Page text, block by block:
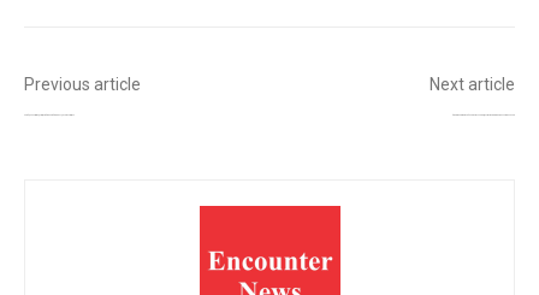
Previous article Next article